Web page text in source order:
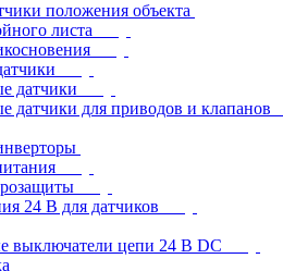
положения объекта
листа
датчики
датчики для приводов и клапанов
24 В для датчиков
выключатели цепи 24 В DC